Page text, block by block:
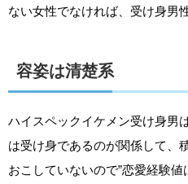
ない女性でなければ、受け身男
容姿は清楚系
ハイスペックイケメン受け身男
は受け身であるのが関係して、
おこしていないので”恋愛経験値